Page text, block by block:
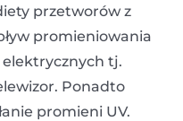
przetworów z
promieniowania
elektrycznych tj.
Ponadto
promieni UV.